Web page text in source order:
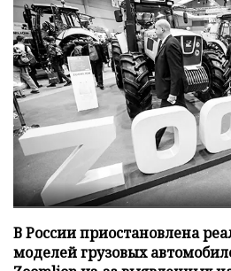
В России приостановлена
моделей грузовых